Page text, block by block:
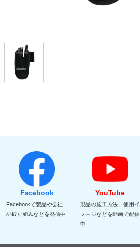
Facebook
Facebookで製品や会社
の取り組みなどを発信中
YouTube
製品の施工方法、使用イ
メージなどを動画で配信
中